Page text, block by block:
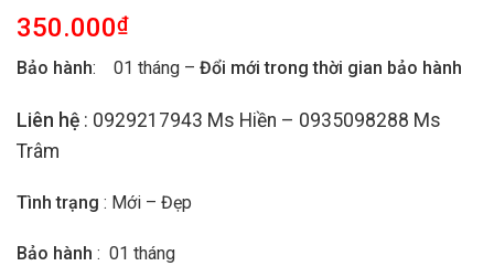
350.000₫
Bảo hành: 01 tháng – Đổi mới trong thời gian bảo hành
Liên hệ : 0929217943 Ms Hiền – 0935098288 Ms
Trâm
Tình trạng : Mới – Đẹp
Bảo hành : 01 tháng